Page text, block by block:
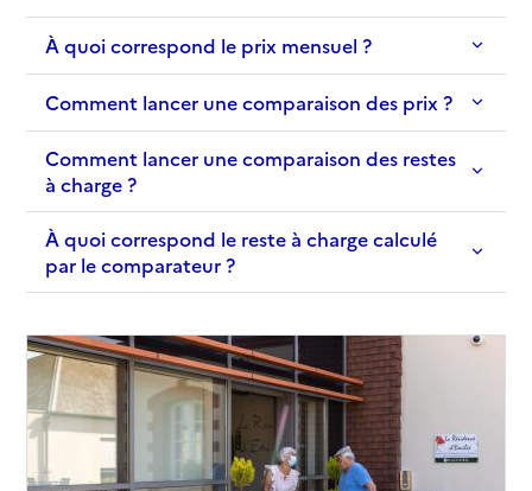
À quoi correspond le prix mensuel ?
Comment lancer une comparaison des prix ?
Comment lancer une comparaison des restes
à charge ?
À quoi correspond le reste à charge calculé
par le comparateur ?